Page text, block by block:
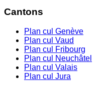
Cantons
Plan cul Genève
Plan cul Vaud
Plan cul
Fribourg
Plan cul
Neuchâtel
Plan cul Valais
Plan cul Jura